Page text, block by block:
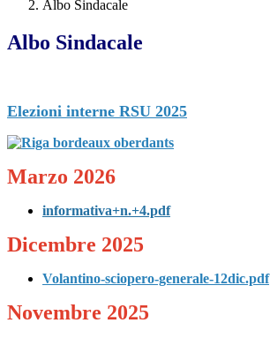
Albo Sindacale
Albo Sindacale
Elezioni interne RSU 2025
Marzo 2026
informativa+n.+4.pdf
Dicembre 2025
Volantino-sciopero-generale-12dic.pdf
Novembre 2025